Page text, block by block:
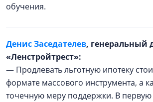
обучения.
Денис Заседателев, генеральный
«Ленстройтрест»:
— Продлевать льготную ипотеку
формате массового инструмента, а
точечную меру поддержки. В первую